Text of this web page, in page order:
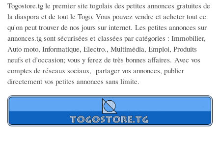
Togostore.tg le premier site togolais des petites annonces gratuites de
la diaspora et de tout le Togo. Vous pouvez vendre et acheter tout ce
qu'on peut trouver de nos jours sur internet. Les petites annonces sur
annonces.tg sont sécurisées et classées par catégories : Immobilier,
Auto moto, Informatique, Electro., Multimédia, Emploi, Produits
neufs et d’occasion; vous y ferez de très bonnes affaires. Avec vos
comptes de réseaux sociaux, partager vos annonces, publier
directement vos petites annonces sans limite.